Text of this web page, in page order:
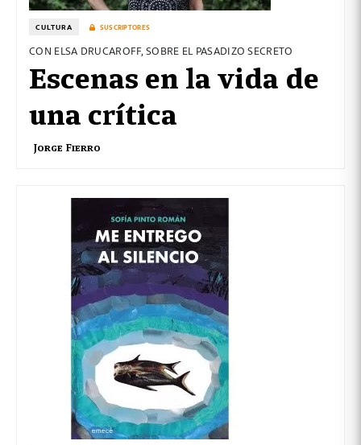
CULTURA SUSCRIPTORES
CON ELSA DRUCAROFF, SOBRE EL PASADIZO SECRETO
Escenas en la vida de
una crítica
Jorge Fierro